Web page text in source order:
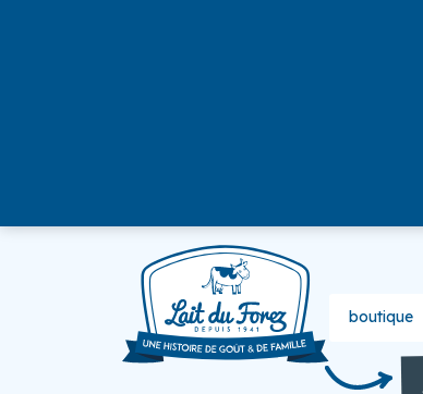
boutique